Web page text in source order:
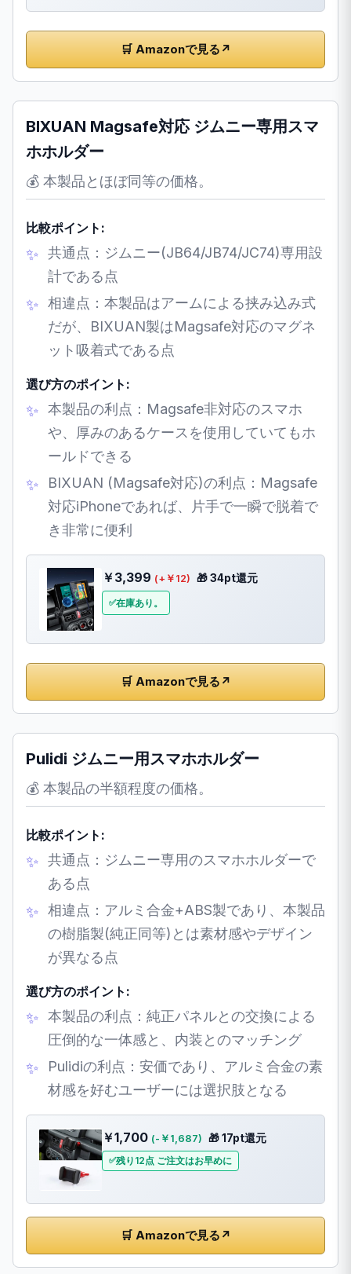
🛒 Amazonで見る ↗
BIXUAN Magsafe対応 ジムニー専用スマ
ホホルダー
💰 本製品とほぼ同等の価格。
比較ポイント:
共通点：ジムニー(JB64/JB74/JC74)専用設
計である点
相違点：本製品はアームによる挟み込み式
だが、BIXUAN製はMagsafe対応のマグネ
ット吸着式である点
選び方のポイント:
本製品の利点：Magsafe非対応のスマホ
や、厚みのあるケースを使用していてもホ
ールドできる
BIXUAN (Magsafe対応)の利点：Magsafe
対応iPhoneであれば、片手で一瞬で脱着で
き非常に便利
￥3,399 (+￥12) 🎁 34pt還元
在庫あり。
🛒 Amazonで見る ↗
Pulidi ジムニー用スマホホルダー
💰 本製品の半額程度の価格。
比較ポイント:
共通点：ジムニー専用のスマホホルダーで
ある点
相違点：アルミ合金+ABS製であり、本製品
の樹脂製(純正同等)とは素材感やデザイン
が異なる点
選び方のポイント:
本製品の利点：純正パネルとの交換による
圧倒的な一体感と、内装とのマッチング
Pulidiの利点：安価であり、アルミ合金の素
材感を好むユーザーには選択肢となる
￥1,700 (-￥1,687) 🎁 17pt還元
残り12点 ご注文はお早めに
🛒 Amazonで見る ↗